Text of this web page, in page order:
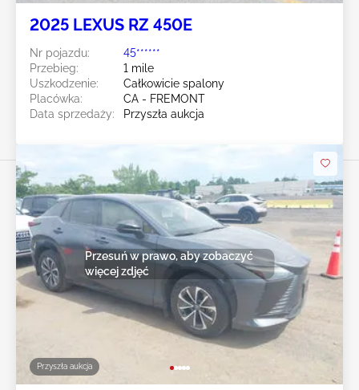
2025 LEXUS RZ 450E
Nr pojazdu:
45******
Przebieg:
1 mile
Uszkodzenie:
Całkowicie spalony
Placówka:
CA - FREMONT
Data sprzedaży:
Przyszła aukcja
Przyszła aukcja
Przesuń w prawo, aby zobaczyć
więcej zdjęć